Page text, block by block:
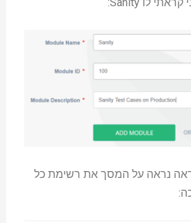
נראה על המסך את רשימת כל